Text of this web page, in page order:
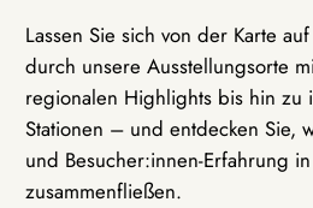
Lassen Sie sich von der Karte
durch unsere Ausstellungsorte
regionalen Highlights bis hin zu
Stationen – und entdecken Sie,
und Besucher:innen-Erfahrung
zusammenfließen.